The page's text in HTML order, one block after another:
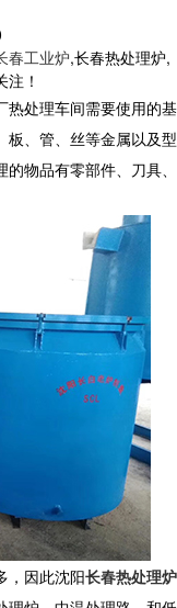
春工业炉,长春热处理炉,
！
热处理车间需要使用的基
板、管、丝等金属以及型
物品有零部件、刀具、
，因此沈阳长春热处理炉